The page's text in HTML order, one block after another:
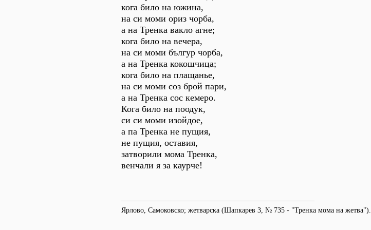
кога било на южина,
на си моми ориз чорба,
а на Тренка вакло агне;
кога било на вечера,
на си моми бългур чорба,
а на Тренка кокошчица;
кога било на плащанье,
на си моми соз брой пари,
а на Тренка сос кемеро.
Кога било на поодук,
си си моми изойдое,
а па Тренка не пущия,
не пущия, оставия,
затворили мома Тренка,
венчали я за каурче!
Ярлово, Самоковско; жетварска (Шапкарев 3, № 735 - "Тренка мома на жетва").